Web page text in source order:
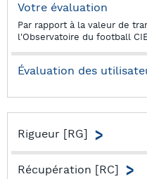
Votre évaluation
Par rapport à la valeur de
l'Observatoire du football
Évaluation des
Rigueur [RG]
Capacité à minimiser les
une forte présence dans
Récupération [RC]